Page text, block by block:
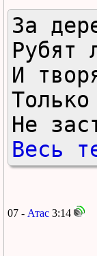
За
Рубят
И
Не
Весь
07 - Атас 3:14